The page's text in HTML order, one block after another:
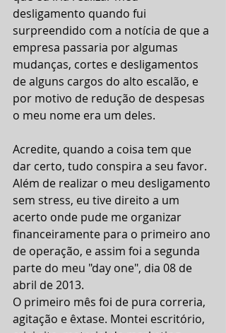
desligamento quando fui
surpreendido com a notícia de que a
empresa passaria por algumas
mudanças, cortes e desligamentos
de alguns cargos do alto escalão, e
por motivo de redução de despesas
o meu nome era um deles.
Acredite, quando a coisa tem que
dar certo, tudo conspira a seu favor.
Além de realizar o meu desligamento
sem stress, eu tive direito a um
acerto onde pude me organizar
financeiramente para o primeiro ano
de operação, e assim foi a segunda
parte do meu "day one", dia 08 de
abril de 2013.
O primeiro mês foi de pura correria,
agitação e êxtase. Montei escritório,